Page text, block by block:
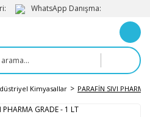
WhatsApp Danışma:
Kimyasallar PARAFİN SIVI